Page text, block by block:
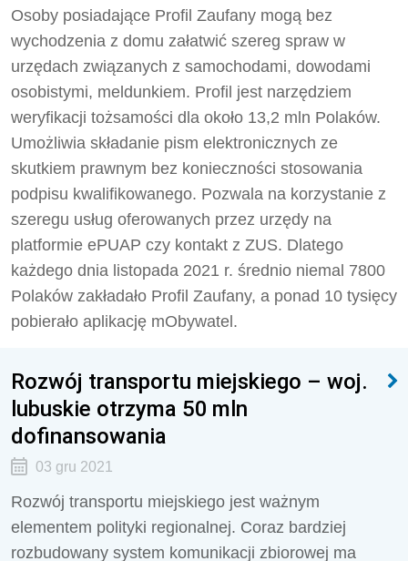
Osoby posiadające Profil Zaufany mogą bez
wychodzenia z domu załatwić szereg spraw w
urzędach związanych z samochodami, dowodami
osobistymi, meldunkiem. Profil jest narzędziem
weryfikacji tożsamości dla około 13,2 mln Polaków.
Umożliwia składanie pism elektronicznych ze
skutkiem prawnym bez konieczności stosowania
podpisu kwalifikowanego. Pozwala na korzystanie z
szeregu usług oferowanych przez urzędy na
platformie ePUAP czy kontakt z ZUS. Dlatego
każdego dnia listopada 2021 r. średnio niemal 7800
Polaków zakładało Profil Zaufany, a ponad 10 tysięcy
pobierało aplikację mObywatel.
Rozwój transportu miejskiego – woj.
lubuskie otrzyma 50 mln
dofinansowania
03 gru 2021
Rozwój transportu miejskiego jest ważnym
elementem polityki regionalnej. Coraz bardziej
rozbudowany system komunikacji zbiorowej ma